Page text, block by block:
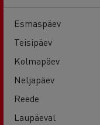
Esmaspäev
Teisipäev
Kolmapäev
Neljapäev
Reede
Laupäeval